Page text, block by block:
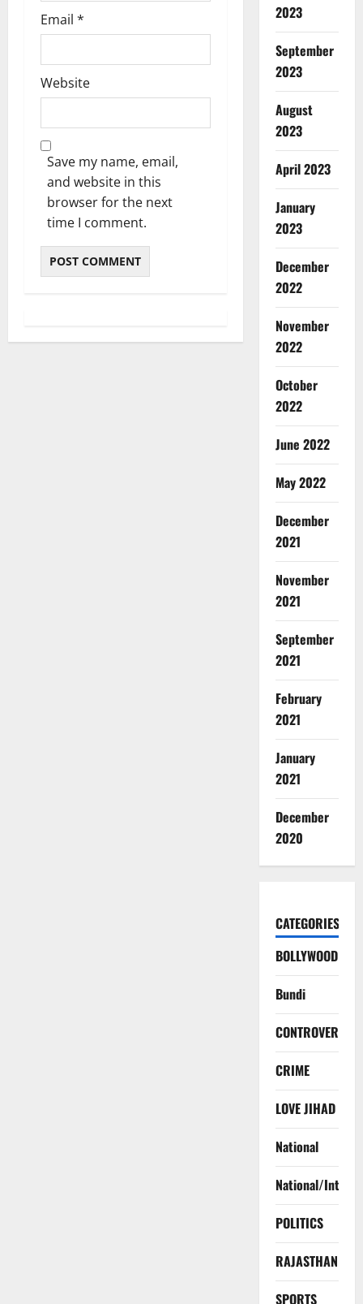
Email *
Website
Save my name, email,
and website in this
browser for the next
time I comment.
2023
September
2023
August
2023
April 2023
January
2023
December
2022
November
2022
October
2022
June 2022
May 2022
December
2021
November
2021
September
2021
February
2021
January
2021
December
2020
CATEGORIES
BOLLYWOOD
Bundi
CONTROVERSY
CRIME
LOVE JIHAD
National
National/
POLITICS
RAJASTHAN
SPORTS